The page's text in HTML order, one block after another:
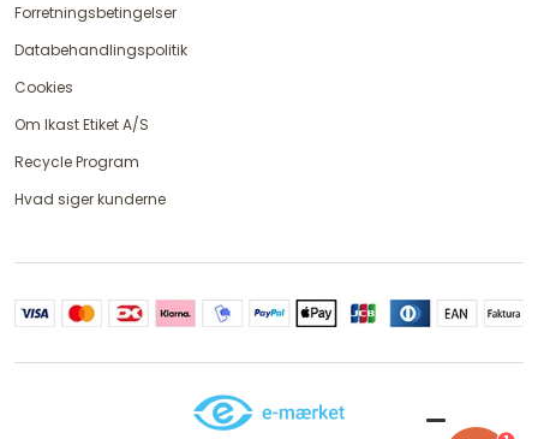
Forretningsbetingelser
Databehandlingspolitik
Cookies
Om Ikast Etiket A/S
Recycle Program
Hvad siger kunderne